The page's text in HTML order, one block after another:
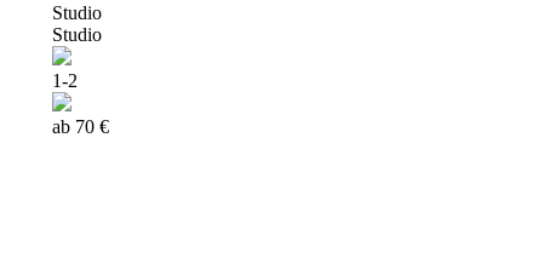
Studio
Studio
1-2
ab 70 €